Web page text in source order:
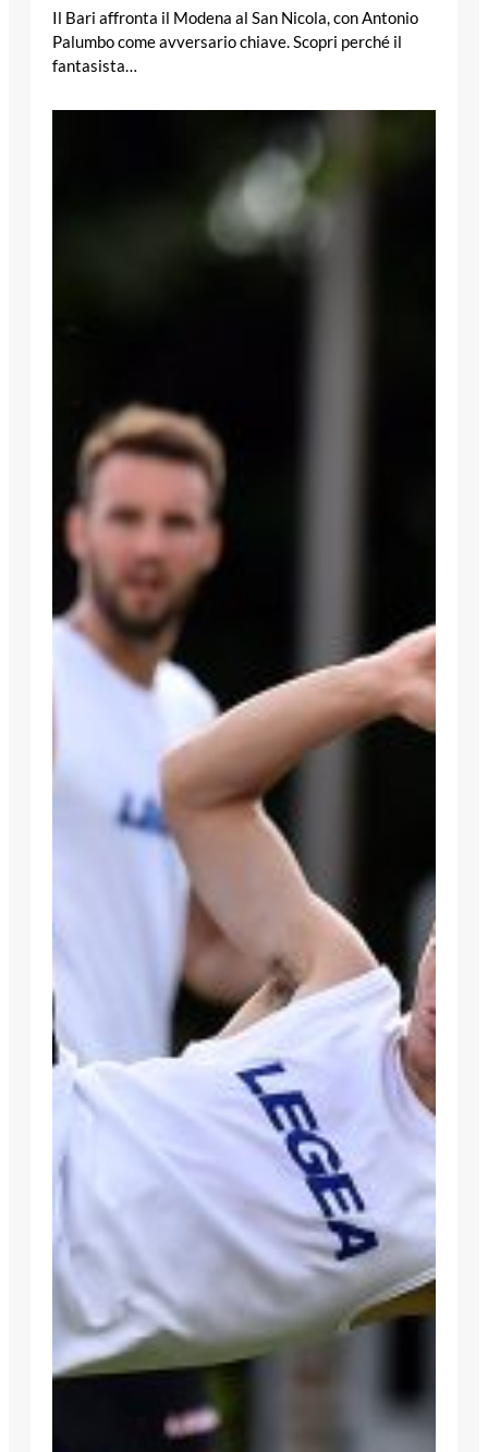
Il Bari affronta il Modena al San Nicola, con Antonio
Palumbo come avversario chiave. Scopri perché il
fantasista…